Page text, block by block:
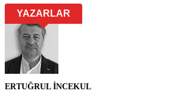
YAZARLAR
ERTUĞRUL İNCEKUL